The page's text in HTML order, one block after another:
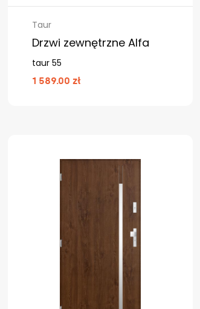
Taur
Drzwi zewnętrzne Alfa
taur 55
1 589.00 zł